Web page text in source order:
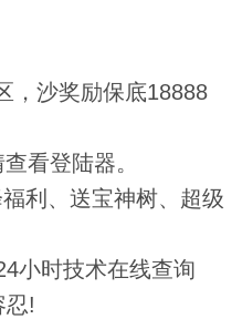
，沙奖励保底18888
看登陆器。
利、送宝神树、超级
小时技术在线查询
忍!